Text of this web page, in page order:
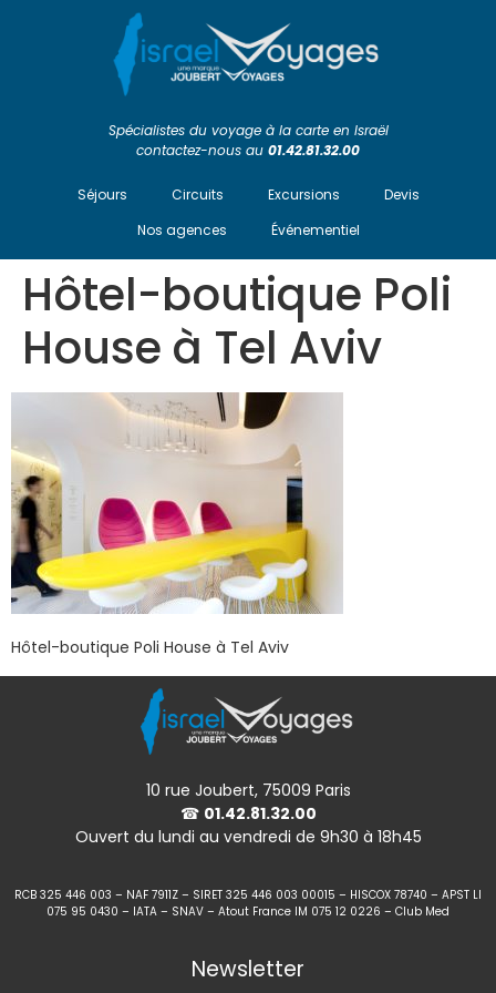
Spécialistes du voyage à la carte en Israël
contactez-nous au 01.42.81.32.00
Séjours Circuits Excursions
Devis
Nos agences
Événementiel
Hôtel-boutique Poli
House à Tel Aviv
Hôtel-boutique Poli House à Tel Aviv
10 rue Joubert, 75009 Paris
☎ 01.42.81.32.00
Ouvert du lundi au vendredi de 9h30 à 18h45
RCB 325 446 003 – NAF 7911Z – SIRET 325 446 003 00015 – HISCOX 78740 – APST LI
075 95 0430 – IATA – SNAV – Atout France IM 075 12 0226 – Club Med
Newsletter